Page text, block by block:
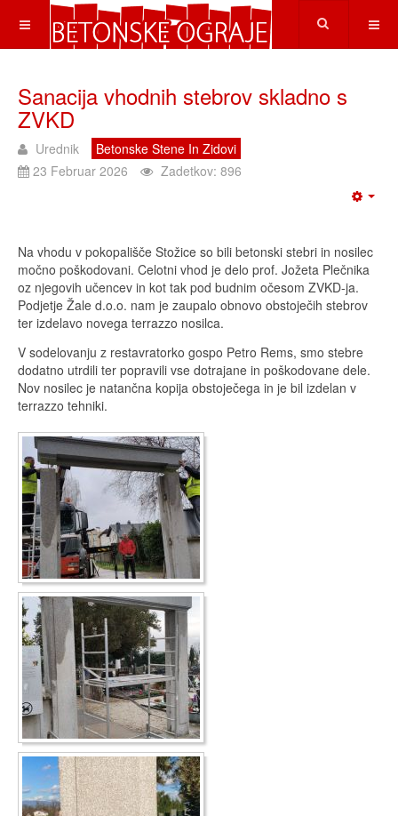
Sanacija vhodnih stebrov skladno s
ZVKD
Urednik
Betonske Stene In Zidovi
23 Februar 2026
Zadetkov: 896
Na vhodu v pokopališče Stožice so bili betonski stebri in nosilec
močno poškodovani. Celotni vhod je delo prof. Jožeta Plečnika
oz njegovih učencev in kot tak pod budnim očesom ZVKD-ja.
Podjetje Žale d.o.o. nam je zaupalo obnovo obstoječih stebrov
ter izdelavo novega terrazzo nosilca.
V sodelovanju z restavratorko gospo Petro Rems, smo stebre
dodatno utrdili ter popravili vse dotrajane in poškodovane dele.
Nov nosilec je natančna kopija obstoječega in je bil izdelan v
terrazzo tehniki.